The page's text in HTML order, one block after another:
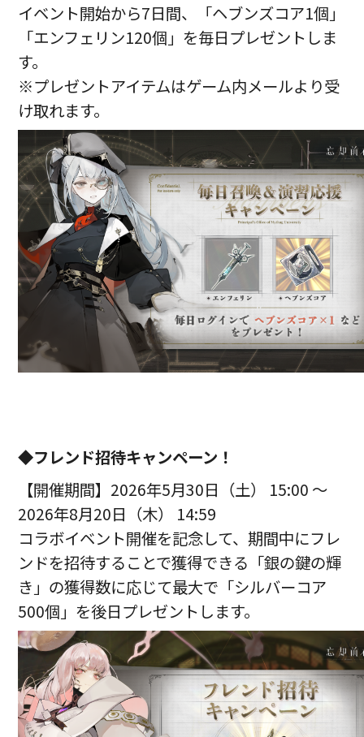
イベント開始から7日間、「ヘブンズコア1個」
「エンフェリン120個」を毎日プレゼントしま
す。
※プレゼントアイテムはゲーム内メールより受
け取れます。
◆フレンド招待キャンペーン！
【開催期間】2026年5月30日（土） 15:00 ～
2026年8月20日（木） 14:59
コラボイベント開催を記念して、期間中にフレ
ンドを招待することで獲得できる「銀の鍵の輝
き」の獲得数に応じて最大で「シルバーコア
500個」を後日プレゼントします。